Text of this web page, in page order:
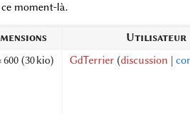
moment-là.
Utilisateur
600(30 kio) GdTerrier (discussion |